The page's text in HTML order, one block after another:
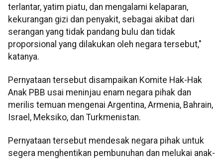
terlantar, yatim piatu, dan mengalami kelaparan,
kekurangan gizi dan penyakit, sebagai akibat dari
serangan yang tidak pandang bulu dan tidak
proporsional yang dilakukan oleh negara tersebut,"
katanya.
Pernyataan tersebut disampaikan Komite Hak-Hak
Anak PBB usai meninjau enam negara pihak dan
merilis temuan mengenai Argentina, Armenia, Bahrain,
Israel, Meksiko, dan Turkmenistan.
Pernyataan tersebut mendesak negara pihak untuk
segera menghentikan pembunuhan dan melukai anak-